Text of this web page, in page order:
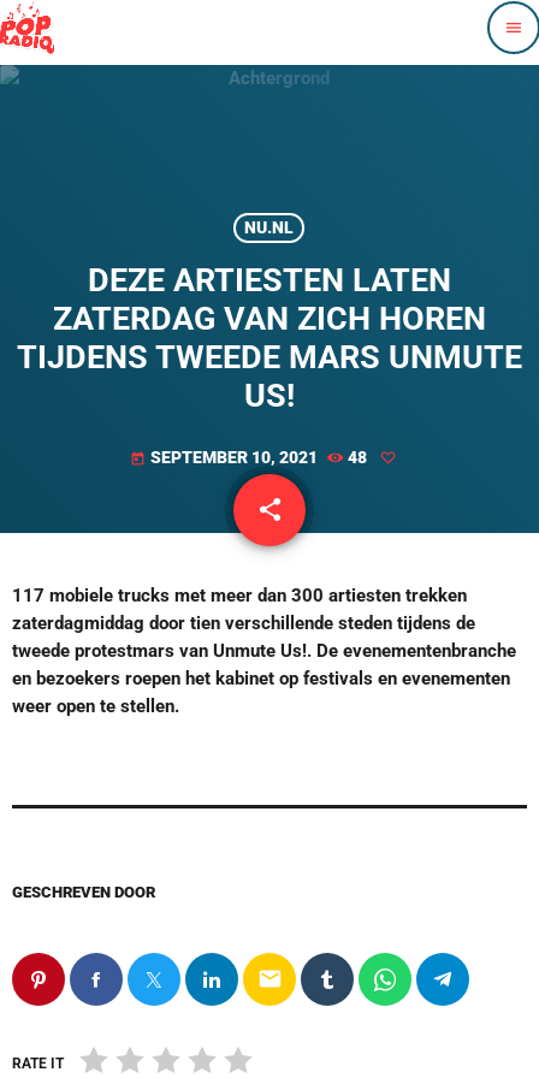
menu
NU.NL
DEZE ARTIESTEN LATEN
ZATERDAG VAN ZICH HOREN
TIJDENS TWEEDE MARS UNMUTE
US!
today SEPTEMBER 10, 2021 48
share
email
117 mobiele trucks met meer dan 300 artiesten trekken
zaterdagmiddag door tien verschillende steden tijdens de
tweede protestmars van Unmute Us!. De evenementenbranche
en bezoekers roepen het kabinet op festivals en evenementen
weer open te stellen.
GESCHREVEN DOOR
email
RATE IT